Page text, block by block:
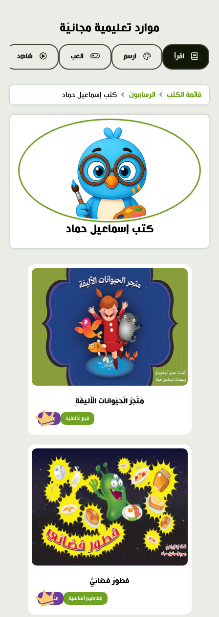
موارد تعليمية مجانيّة
اقرأ ارسم العب شاهد
قائمة الكتب الرسامون كتب إسماعيل حماد
كتب إسماعيل حماد
محتوى
مَتْجَرُ الْحَيَواناتِ الْأَليفَةِ
مبتدئ قيم أخلاقية
محتوى
فَطورٌ فَضائِيٌّ
متوسّط مفاهيم أساسية